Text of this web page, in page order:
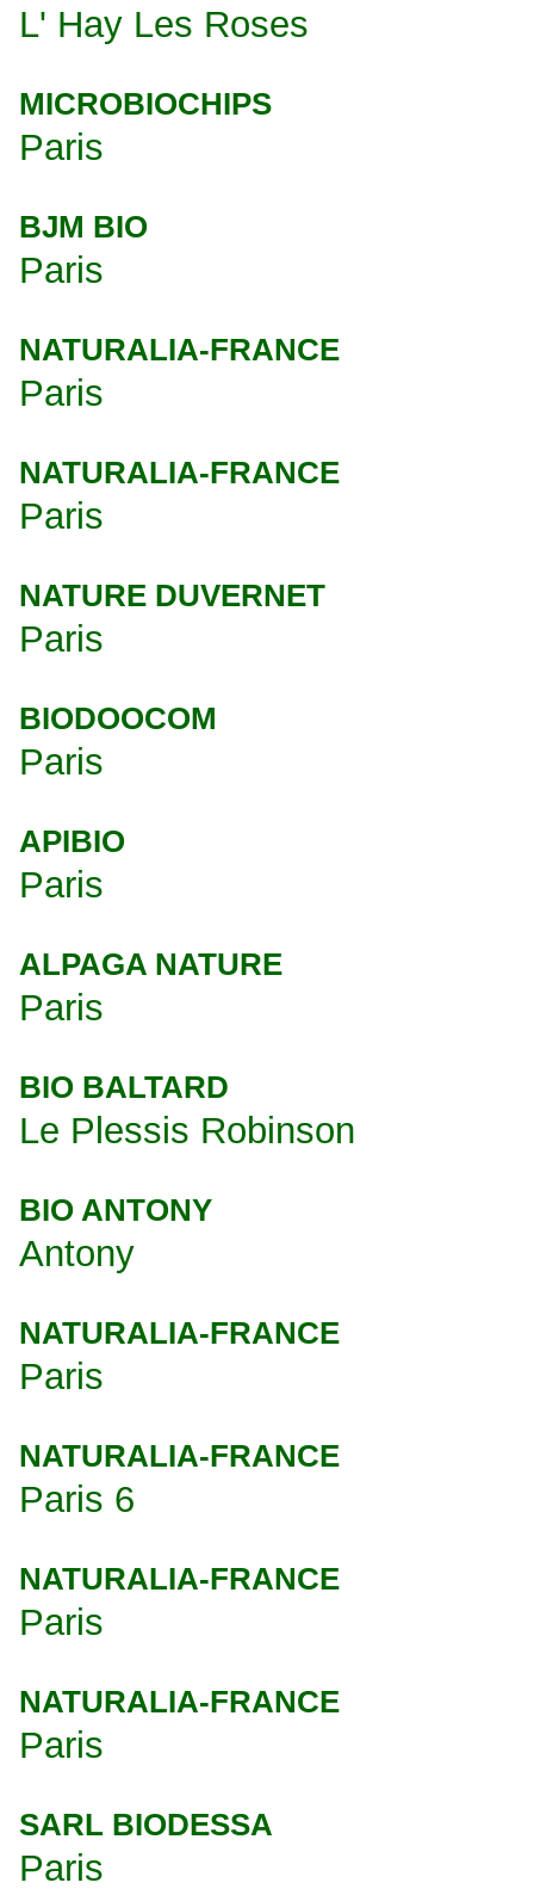
L' Hay Les Roses
MICROBIOCHIPS
Paris
BJM BIO
Paris
NATURALIA-FRANCE
Paris
NATURALIA-FRANCE
Paris
NATURE DUVERNET
Paris
BIODOOCOM
Paris
APIBIO
Paris
ALPAGA NATURE
Paris
BIO BALTARD
Le Plessis Robinson
BIO ANTONY
Antony
NATURALIA-FRANCE
Paris
NATURALIA-FRANCE
Paris 6
NATURALIA-FRANCE
Paris
NATURALIA-FRANCE
Paris
SARL BIODESSA
Paris